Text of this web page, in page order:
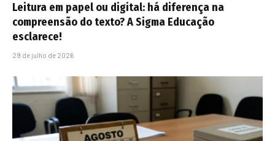
Leitura em papel ou digital: há diferença na
compreensão do texto? A Sigma Educação
esclarece!
29 de julho de 2026